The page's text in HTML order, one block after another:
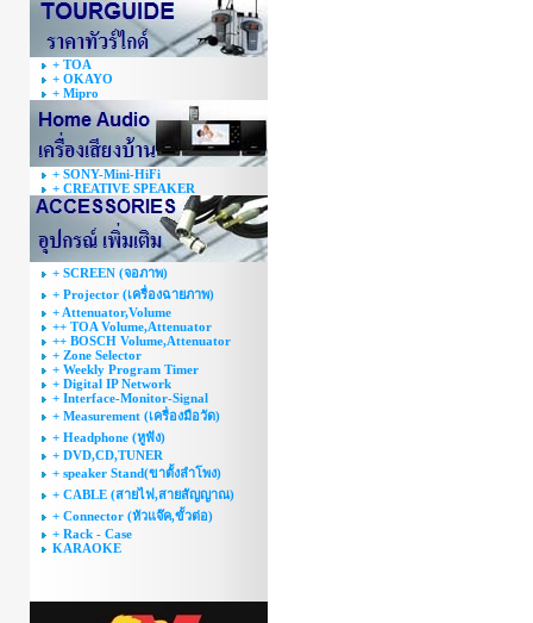
+ TOA
+ OKAYO
+ Mipro
+ SONY-Mini-HiFi
+ CREATIVE SPEAKER
+ SCREEN (จอภาพ)
+ Projector (เครื่องฉายภาพ)
+ Attenuator,Volume
++ TOA Volume,Attenuator
++ BOSCH Volume,Attenuator
+ Zone Selector
+ Weekly Program Timer
+ Digital IP Network
+ Interface-Monitor-Signal
+ Measurement (เครื่องมือวัด)
+ Headphone (หูฟัง)
+ DVD,CD,TUNER
+ speaker Stand(ขาตั้งลำโพง)
+ CABLE (สายไฟ,สายสัญญาณ)
+ Connector (หัวแจ๊ค,ขั้วต่อ)
+ Rack - Case
KARAOKE